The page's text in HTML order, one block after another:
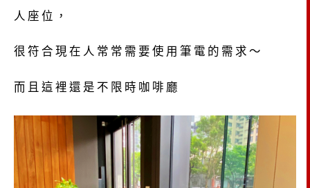
人座位，
很符合現在人常常需要使用筆電的需求～
而且這裡還是不限時咖啡廳